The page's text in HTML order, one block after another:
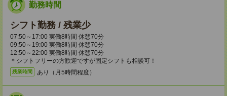
勤務時間
シフト勤務 / 残業少
07:50～17:00 実働8時間 休憩70分
09:50～19:00 実働8時間 休憩70分
12:50～22:00 実働8時間 休憩70分
＊シフトフリーの方歓迎ですが固定シフトも相談可！
残業時間 あり（月5時間程度）